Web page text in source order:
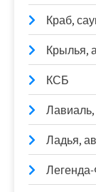
Краб,
Крылья,
КСБ
Ладья,